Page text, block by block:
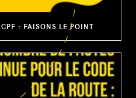
: FAISONS LE POINT